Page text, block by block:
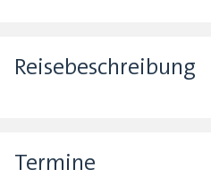
Reisebeschreibung
Termine